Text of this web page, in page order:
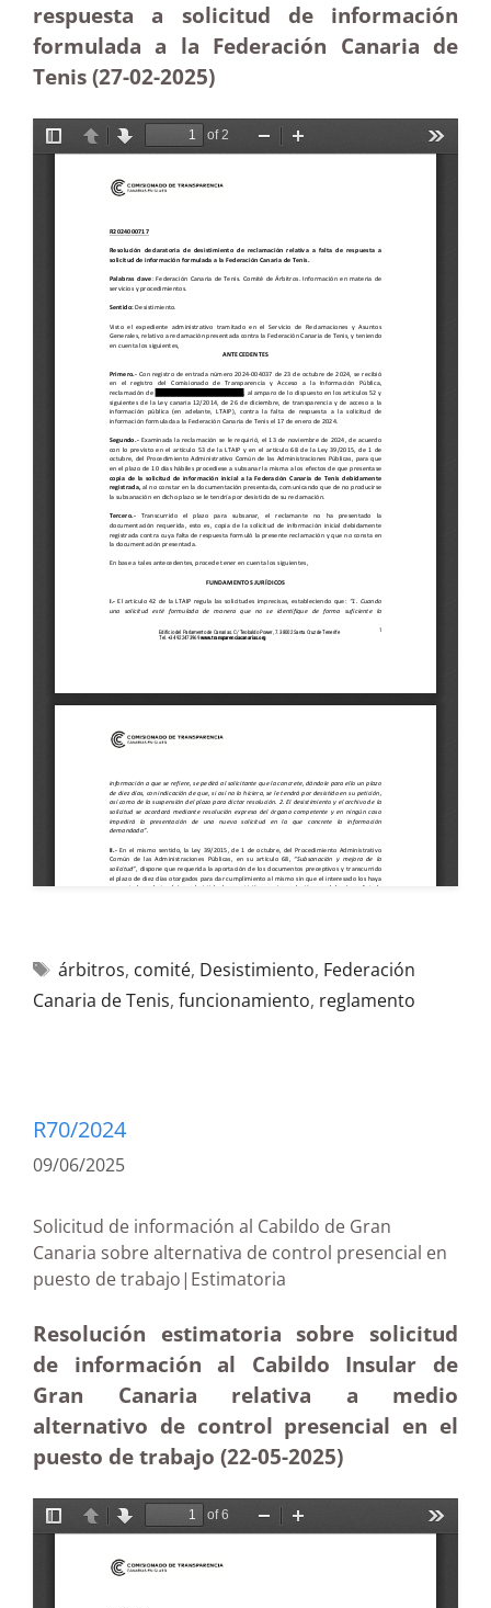
respuesta a solicitud de información
formulada a la Federación Canaria de
Tenis (27-02-2025)
árbitros, comité, Desistimiento, Federación
Canaria de Tenis, funcionamiento, reglamento
R70/2024
09/06/2025
Solicitud de información al Cabildo de Gran
Canaria sobre alternativa de control presencial en
puesto de trabajo|Estimatoria
Resolución estimatoria sobre solicitud
de información al Cabildo Insular de
Gran Canaria relativa a medio
alternativo de control presencial en el
puesto de trabajo (22-05-2025)